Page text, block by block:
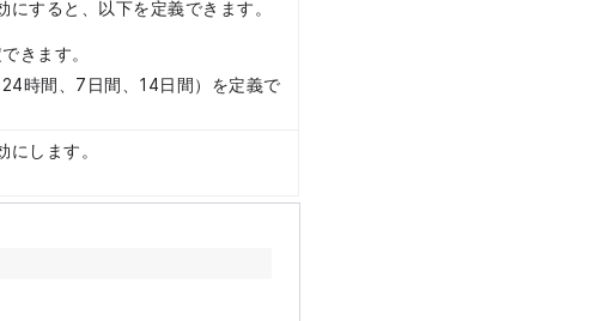
すると、以下を定義できます。
きます。
時間、7日間、14日間）を定義で
します。